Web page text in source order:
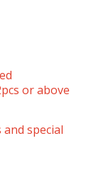
or above
special